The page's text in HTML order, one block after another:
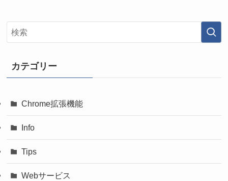
カテゴリー
Chrome拡張機能
Info
Tips
Webサービス